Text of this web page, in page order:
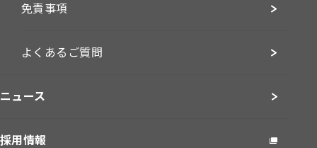
免責事項
よくあるご質問
ニュース
採用情報